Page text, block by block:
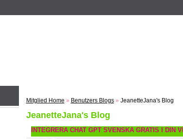
Mitglied Home » Benutzers Blogs» JeanetteJana's Blog
JeanetteJana's Blog
INTEGRERA CHAT GPT SVENSKA GRATIS I DIN